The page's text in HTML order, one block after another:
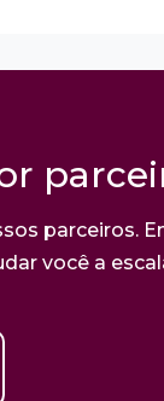
parceiros.
você a